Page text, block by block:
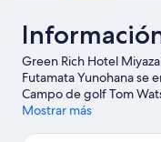
Green Rich Hotel
Futamata Yunohana se
Campo de golf Tom
unas vacaciones
Mostrar más